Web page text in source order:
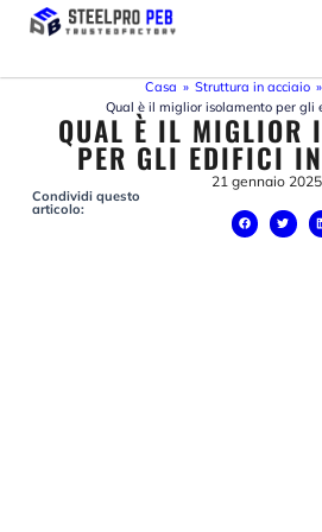
contenuto
Casa » Struttura in acciaio »
Qual è il miglior isolamento per gli
QUAL È IL MIGLIOR
PER GLI EDIFICI
21 gennaio 2025
Condividi questo
articolo: